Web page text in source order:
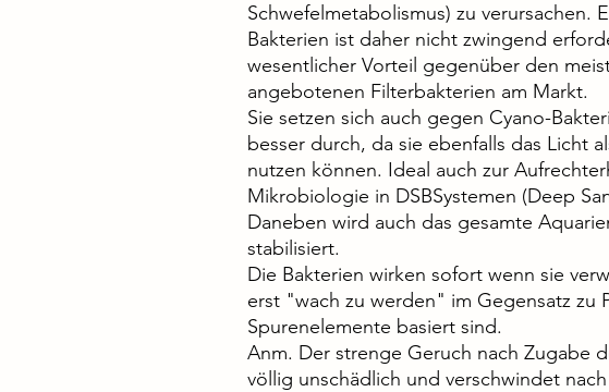
Schwefelmetabolismus) zu verursachen.
Bakterien ist daher nicht zwingend
wesentlicher Vorteil gegenüber den
angebotenen Filterbakterien am Markt.
Sie setzen sich auch gegen Cyano-
besser durch, da sie ebenfalls das Licht
nutzen können. Ideal auch zur
Mikrobiologie in DSBSystemen (Deep
Daneben wird auch das gesamte
stabilisiert.
Die Bakterien wirken sofort wenn sie
erst "wach zu werden" im Gegensatz zu
Spurenelemente basiert sind.
Anm. Der strenge Geruch nach Zugabe
völlig unschädlich und verschwindet